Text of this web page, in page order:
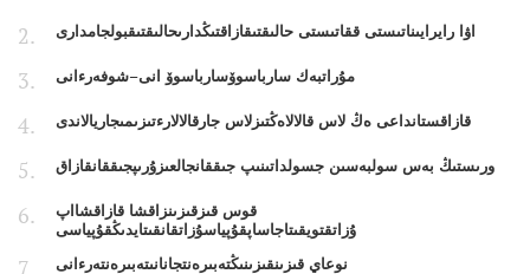
اۋا رايرايىناتىستى ققاتىستى حالىقتىقازاقتىڭدارىحالىقتىقبولجامدارى
مۇراتبەك سارباسوۆسارباسوۆ انى–شوفەرءانى
قازاقستانداعى ەڭ لاس قالالاەڭتىزلاس جارقالالارءتىزىمىجاريالاندى
ورىستىڭ بەس سولبەسىن جسولداتىنىپ جىققانجالعىزۇرىپجىققانقازاق
قوس قىزقىزىنزاقشا قازاقشااپ
ۇزاتقتويقىتاجاساپقۇپياسۇزاتقانقىتايدىڭقۇپياسى
نوعاي قىزىنقىزىنىڭتەبىرەنتجانانىتەبىرەنتەرءانى